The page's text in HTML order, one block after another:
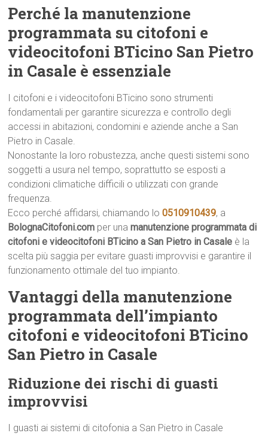
Perché la manutenzione
programmata su citofoni e
videocitofoni BTicino San Pietro
in Casale è essenziale
I citofoni e i videocitofoni BTicino sono strumenti
fondamentali per garantire sicurezza e controllo degli
accessi in abitazioni, condomini e aziende anche a San
Pietro in Casale.
Nonostante la loro robustezza, anche questi sistemi sono
soggetti a usura nel tempo, soprattutto se esposti a
condizioni climatiche difficili o utilizzati con grande
frequenza.
Ecco perché affidarsi, chiamando lo0510910439, a
BolognaCitofoni.com per unamanutenzione programmata di
citofoni e videocitofoni BTicino a San Pietro in Casale è la
scelta più saggia per evitare guasti improvvisi e garantire il
funzionamento ottimale del tuo impianto.
Vantaggi della manutenzione
programmata dell’impianto
citofoni e videocitofoni BTicino
San Pietro in Casale
Riduzione dei rischi di guasti
improvvisi
I guasti ai sistemi di citofonia a San Pietro in Casale